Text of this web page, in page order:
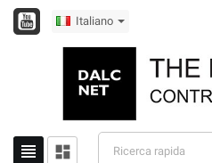
Italiano
 